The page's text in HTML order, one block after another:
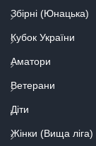
Збірні (Юнацька)
Кубок України
Аматори
Ветерани
Діти
Жінки (Вища ліга)